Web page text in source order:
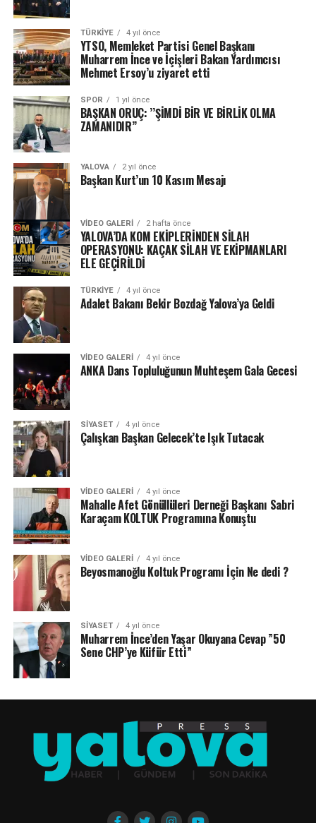
TÜRKIYE 4 yıl önce
YTSO, Memleket Partisi Genel Başkanı
Muharrem İnce ve İçişleri Bakan Yardımcısı
Mehmet Ersoy’u ziyaret etti
SPOR 1 yıl önce
BAŞKAN ORUÇ: ’’ŞİMDİ BİR VE BİRLİK OLMA
ZAMANIDIR’’
YALOVA 2 yıl önce
Başkan Kurt’un 10 Kasım Mesajı
VIDEO GALERI 2 hafta önce
YALOVA’DA KOM EKİPLERİNDEN SİLAH
OPERASYONU: KAÇAK SİLAH VE EKİPMANLARI
ELE GEÇİRİLDİ
TÜRKIYE 4 yıl önce
Adalet Bakanı Bekir Bozdağ Yalova’ya Geldi
VIDEO GALERI 4 yıl önce
ANKA Dans Topluluğunun Muhteşem Gala Gecesi
SIYASET 4 yıl önce
Çalışkan Başkan Gelecek’te Işık Tutacak
VIDEO GALERI 4 yıl önce
Mahalle Afet Gönüllüleri Derneği Başkanı Sabri
Karaçam KOLTUK Programına Konuştu
VIDEO GALERI 4 yıl önce
Beyosmanoğlu Koltuk Programı İçin Ne dedi ?
SIYASET 4 yıl önce
Muharrem İnce’den Yaşar Okuyana Cevap ”50
Sene CHP’ye Küfür Etti”